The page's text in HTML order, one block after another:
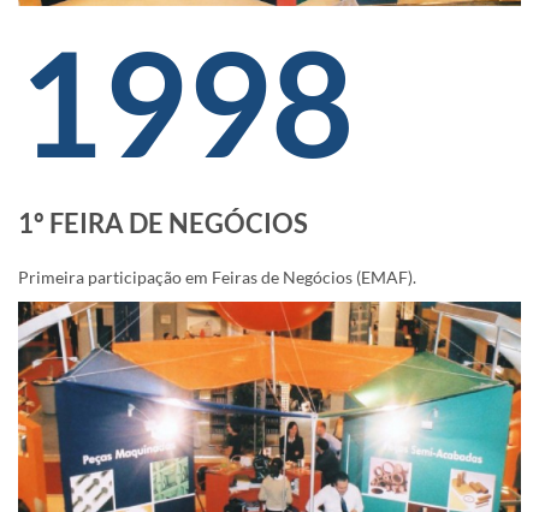
1998
1º FEIRA DE NEGÓCIOS
Primeira participação em Feiras de Negócios (EMAF).